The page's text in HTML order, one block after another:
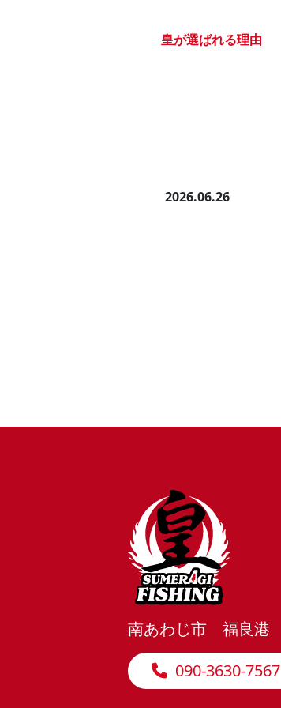
皇が選ばれる理由
2026.06.26
南あわじ市 福良港
090-3630-7567